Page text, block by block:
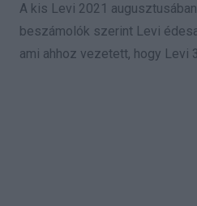
A kis Levi 2021
beszámolók szerint Levi
ami ahhoz vezetett, hogy Levi